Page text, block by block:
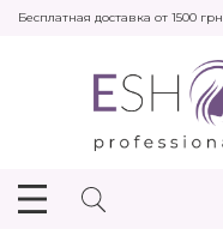
Бесплатная доставка от 1500 грн